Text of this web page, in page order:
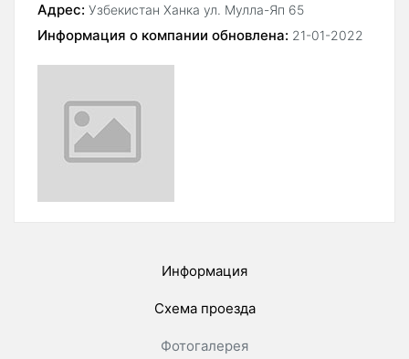
Адрес: Узбекистан Ханка ул. Мулла-Яп 65
Информация о компании обновлена: 21-01-2022
Информация
Схема проезда
Фотогалерея